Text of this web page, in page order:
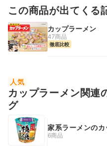
この商品が出てくる
カップラーメン
47商品
徹底比較
人気
カップラーメン関連
グ
家系ラーメンのカ
6商品